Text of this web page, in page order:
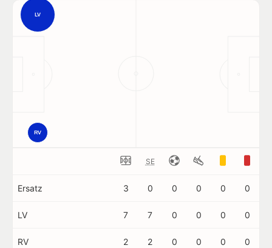
LV
RV
SE
Ersatz 3 0 0 0 0 0
LV 7 7 0 0 0 0
RV 2 2 0 0 0 0